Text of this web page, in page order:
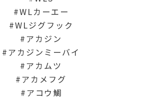
WLカーエー
WLジグフック
アカジン
アカジンミーバイ
アカムツ
アカメフグ
アコウ鯛